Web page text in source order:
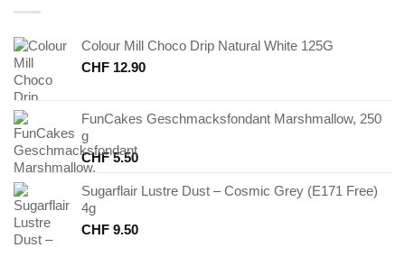
Colour Mill Choco Drip Natural White 125G
CHF 12.90
FunCakes Geschmacksfondant Marshmallow, 250
g
CHF5.50
Sugarflair Lustre Dust – Cosmic Grey (E171 Free)
4g
CHF 9.50